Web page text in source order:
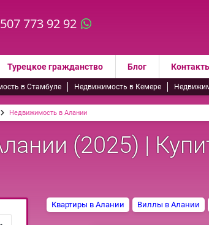
773 92 92
Турецкое гражданство Блог
в Стамбуле Недвижимость в Кемере
Недвижимость в Алании
(2025) |
Квартиры в Алании Виллы в Алании